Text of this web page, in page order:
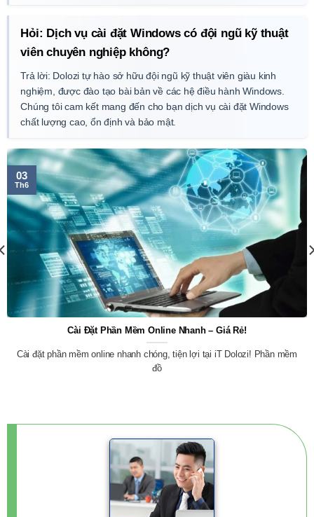
Hỏi: Dịch vụ cài đặt Windows có đội ngũ kỹ thuật
viên chuyên nghiệp không?
Trả lời: Dolozi tự hào sở hữu đội ngũ kỹ thuật viên giàu kinh
nghiệm, được đào tạo bài bản về các hệ điều hành Windows.
Chúng tôi cam kết mang đến cho bạn dịch vụ cài đặt Windows
chất lượng cao, ổn định và bảo mật.
Cài Đặt Phần Mềm Online Nhanh – Giá Rẻ!
Cài đặt phần mềm online nhanh chóng, tiện lợi tại iT Dolozi! Phần mềm
đồ
03
Th6